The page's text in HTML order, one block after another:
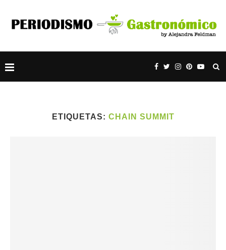
ETIQUETAS: CHAIN SUMMIT